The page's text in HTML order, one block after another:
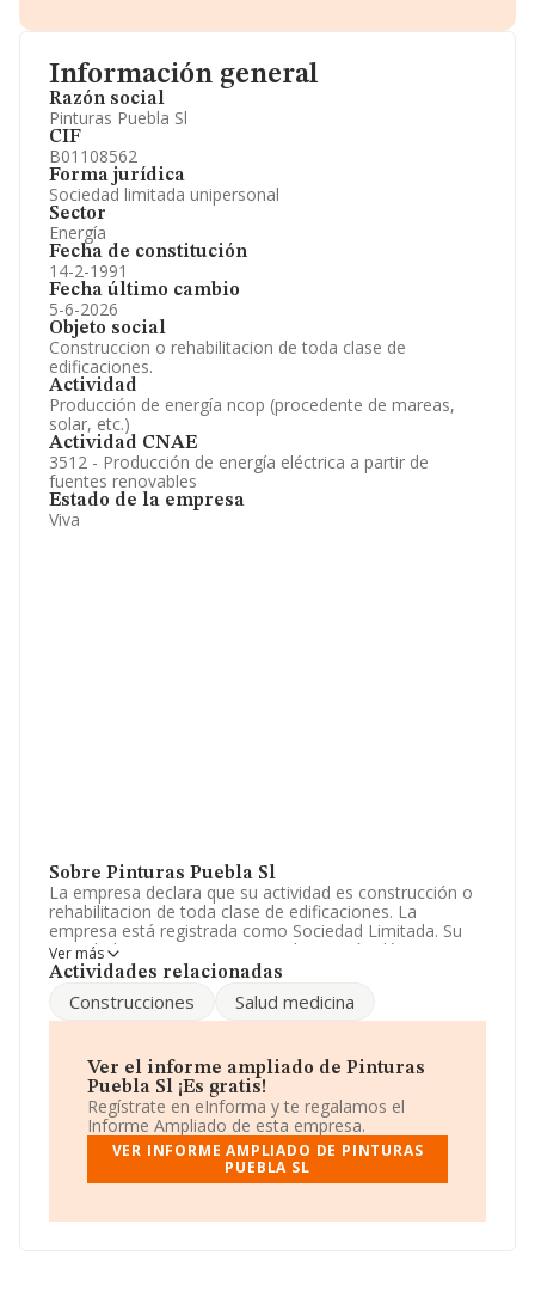
Información general
Razón social
Pinturas Puebla Sl
CIF
B01108562
Forma jurídica
Sociedad limitada unipersonal
Sector
Energía
Fecha de constitución
14-2-1991
Fecha último cambio
5-6-2026
Objeto social
Construccion o rehabilitacion de toda clase de
edificaciones.
Actividad
Producción de energía ncop (procedente de mareas,
solar, etc.)
Actividad CNAE
3512 - Producción de energía eléctrica a partir de
fuentes renovables
Estado de la empresa
Viva
Sobre Pinturas Puebla Sl
La empresa declara que su actividad es construcción o
rehabilitacion de toda clase de edificaciones. La
empresa está registrada como Sociedad Limitada. Su
actividad CNAE es 'Transporte de energía eléctrica' con
código 3512. La compañía no tiene actividad en
La sociedadPinturas Puebla S.L, con número de
establecido en Calle Serafin Ajuria núm. 9 Bj, (01008), en
el municipio de Vitoria-gasteiz, Álava, País Vasco.
Con los datos a disposición de INFORMA sobre 46.044
empresas pertenecientes al sector, la facturación en el
ámbito nacional alcanza los 23.269 millones de euros y
se estima que el promedio de la facturación entre todas
información de interés en el ámbito sectorial, la media
Ver más
Actividades relacionadas
Construcciones Salud medicina
Ver el informe ampliado de Pinturas
Puebla Sl ¡Es gratis!
Regístrate en eInforma y te regalamos el
Informe Ampliado de esta empresa.
VER INFORME AMPLIADO DE PINTURAS
PUEBLA SL
Información oficial y registral complementaria.